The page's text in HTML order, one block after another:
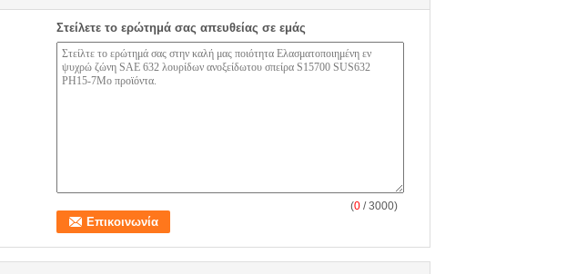
Στείλετε το ερώτημά σας απευθείας σε εμάς
(0 / 3000)